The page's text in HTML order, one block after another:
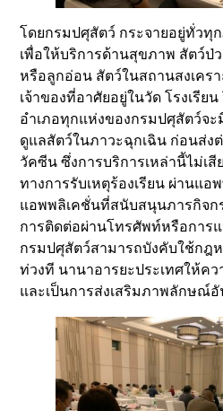
โดยกรมปศุสัตว์ กระจายอยู่ทั่วทุ
เพื่อให้บริการด้านสุขภาพ สัตว์ป่
หรือลูกอ่อน สัตว์ในสถานสงเคร
เจ้าของที่อาศัยอยู่ในวัด โรงเรีย
อำเภอทุกแห่งของกรมปศุสัตว์จ
ดูแลสัตว์ในภาวะฉุกเฉิน ก่อนส่ง
วัคซีน ซึ่งการบริการเหล่านี้ไม่เ
ทางการรับเหตุร้องเรียน ผ่านแอ
แอพพลิเคชั่นที่สนับสนุนภารกิจก
การติดต่อผ่านโทรศัพท์หรือการแ
กรมปศุสัตว์สามารถบังคับใช้กฎ
ท่วงที นานาอารยะประเทศให้ค
และเป็นการส่งเสริมภาพลักษณ์